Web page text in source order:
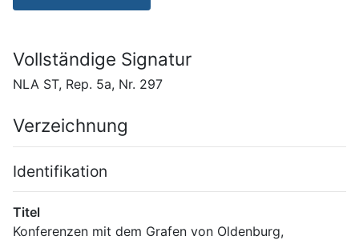
Vollständige Signatur
NLA ST, Rep. 5a, Nr. 297
Verzeichnung
Identifikation
Titel
Konferenzen mit dem Grafen von Oldenburg,